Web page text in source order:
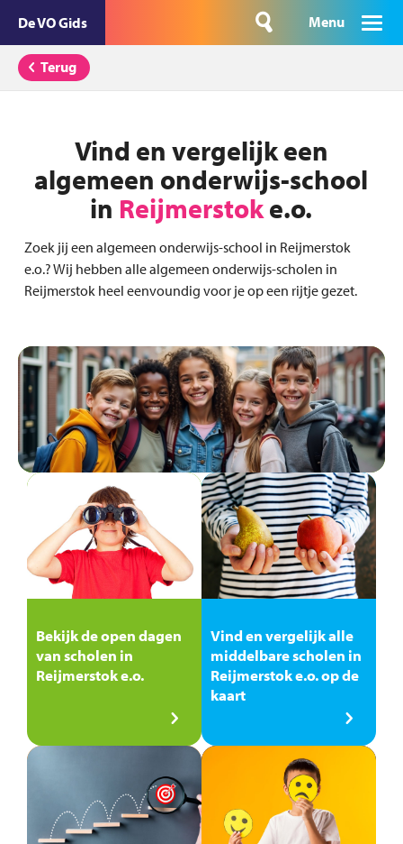
De VO Gids Menu
Terug
Vind en vergelijk een
algemeen onderwijs-school
in Reijmerstoke.o.
Zoek jij een algemeen onderwijs-school in Reijmerstok
e.o.? Wij hebben alle algemeen onderwijs-scholen in
Reijmerstok heel eenvoundig voor je op een rijtje gezet.
Bekijk de open dagen
van scholen in
Reijmerstok e.o.
Vind en vergelijk alle
middelbare scholen in
Reijmerstok e.o. op de
kaart